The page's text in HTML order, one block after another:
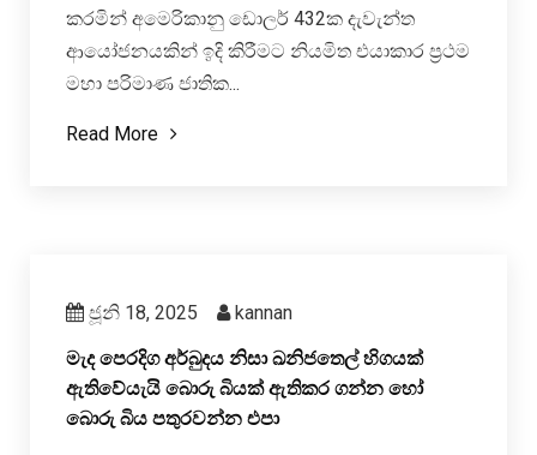
කරමින් අමෙරිකානු ඩොලර් 432ක දැවැන්ත
ආයෝජනයකින් ඉදි කිරීමට නියමිත එයාකාර ප්‍රථම
මහා පරිමාණ ජාතික...
Read More
ජූනි 18, 2025 kannan
මැද පෙරදිග අර්බුදය නිසා ඛනිජතෙල් හිගයක්
ඇතිවේයැයි බොරු බියක් ඇතිකර ගන්න හෝ
බොරු බිය පතුරවන්න එපා